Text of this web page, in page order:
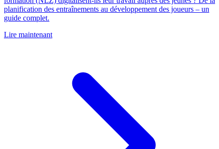
planification des entraînements au développement des joueurs – un
guide complet.
Lire maintenant